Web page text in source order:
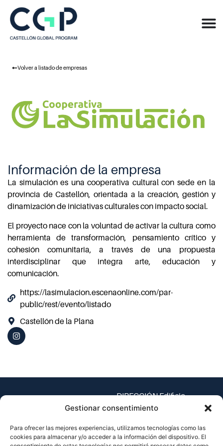
Gestionar consentimiento
Para ofrecer las mejores experiencias, utilizamos tecnologías como las
cookies para almacenar y/o acceder a la información del dispositivo. El
Volver a listado de empresas
Información de la empresa
La simulación es una cooperativa cultural con sede en la
provincia de Castellón, orientada a la creación, gestión y
dinamización de iniciativas culturales con impacto social.
El proyecto nace con la voluntad de activar la cultura como
herramienta de transformación, pensamiento crítico y
cohesión comunitaria, a través de una propuesta
interdisciplinar que integra arte, educación y
comunicación.
https://lasimulacion.escenaonline.com/par-
public/rest/evento/listado
Castellón de la Plana
DIRECCIÓN Edificio
Espaitec 1, Universitat
Baynat, s/n
12071 Castellón de la